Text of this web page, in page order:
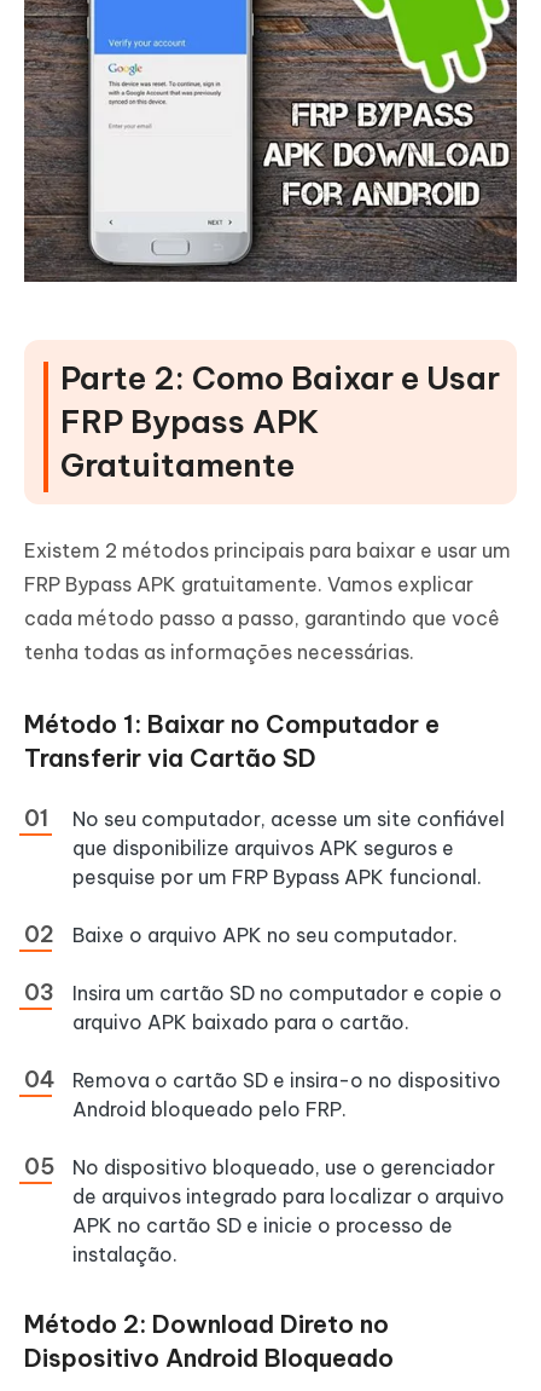
Parte 2: Como Baixar e Usar
FRP Bypass APK
Gratuitamente
Existem 2 métodos principais para baixar e usar um
FRP Bypass APK gratuitamente. Vamos explicar
cada método passo a passo, garantindo que você
tenha todas as informações necessárias.
Método 1: Baixar no Computador e
Transferir via Cartão SD
No seu computador, acesse um site confiável
que disponibilize arquivos APK seguros e
pesquise por um FRP Bypass APK funcional.
Baixe o arquivo APK no seu computador.
Insira um cartão SD no computador e copie o
arquivo APK baixado para o cartão.
Remova o cartão SD e insira-o no dispositivo
Android bloqueado pelo FRP.
No dispositivo bloqueado, use o gerenciador
de arquivos integrado para localizar o arquivo
APK no cartão SD e inicie o processo de
instalação.
Método 2: Download Direto no
Dispositivo Android Bloqueado